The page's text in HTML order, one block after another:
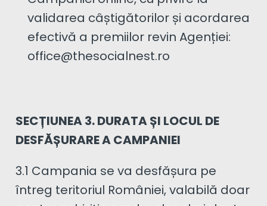
validarea câștigătorilor și acordarea
efectivă a premiilor revin Agenției:
office@thesocialnest.ro
SECȚIUNEA 3. DURATA ȘI LOCUL DE
DESFĂȘURARE A CAMPANIEI
3.1 Campania se va desfășura pe
întreg teritoriul României, valabilă doar